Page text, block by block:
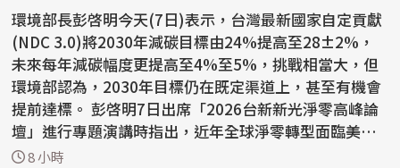
環境部長彭啓明今天(7日)表示，台灣最新國家自定貢獻
(NDC 3.0)將2030年減碳目標由24%提高至28±2%，
未來每年減碳幅度更提高至4%至5%，挑戰相當大，但
環境部認為，2030年目標仍在既定渠道上，甚至有機會
提前達標。 彭啓明7日出席「2026台新新光淨零高峰論
壇」進行專題演講時指出，近年全球淨零轉型面臨美國
退出巴黎協定...
8 小時